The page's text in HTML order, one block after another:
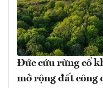
Đức cứu rừng cổ
mở rộng đất công